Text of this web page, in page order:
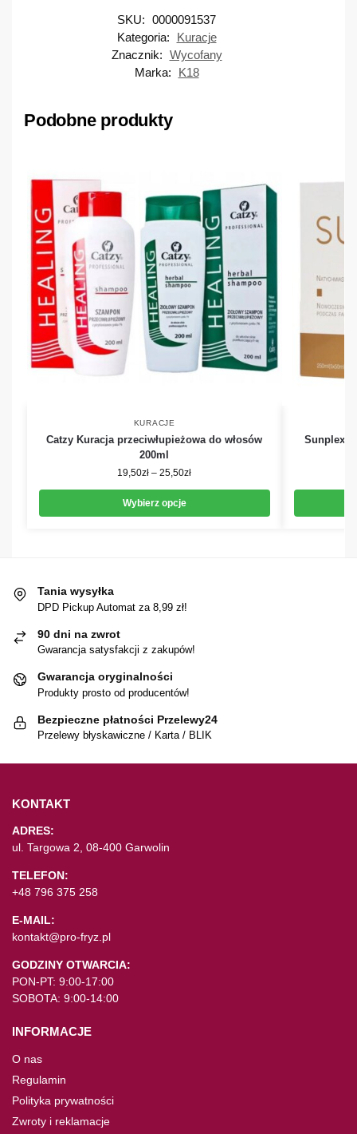
SKU: 0000091537
Kategoria:
Kuracje
Znacznik: Wycofany
Marka:
K18
Podobne produkty
KURACJE
Catzy Kuracja przeciwłupieżowa do włosów
200ml
19,50zł – 25,50zł
Wybierz opcje
Sunplex
Tania wysyłka
DPD Pickup Automat za 8,99 zł!
90 dni na zwrot
Gwarancja satysfakcji z zakupów!
Gwarancja oryginalności
Produkty prosto od producentów!
Bezpieczne płatności Przelewy24
Przelewy błyskawiczne / Karta / BLIK
KONTAKT
ADRES:
ul. Targowa 2, 08-400 Garwolin
TELEFON:
+48 796 375 258
E-MAIL:
kontakt@pro-fryz.pl
GODZINY OTWARCIA:
PON-PT: 9:00-17:00
SOBOTA: 9:00-14:00
INFORMACJE
O nas
Regulamin
Polityka prywatności
Zwroty i reklamacje